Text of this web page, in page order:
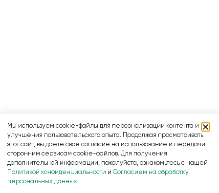
Мы используем cookie-файлы для персонализации контента и
улучшения пользовательского опыта. Продолжая просматривать
этот сайт, вы даете свое согласие на использование и передачи
сторонним сервисам cookie-файлов. Для получения
дополнительной информации, пожалуйста, ознакомьтесь с нашей
Политикой конфиденциальности и Согласием на обработку
персональных данных